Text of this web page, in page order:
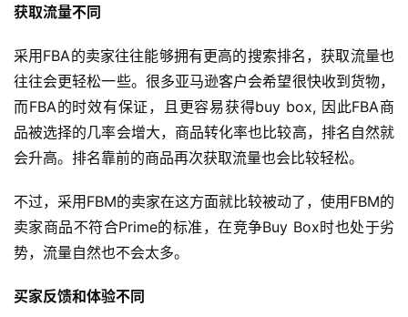
获取流量不同
采用FBA的卖家往往能够拥有更高的搜索排名，获取流量也
往往会更轻松一些。很多亚马逊客户会希望很快收到货物，
而FBA的时效有保证，且更容易获得buy box, 因此FBA商
品被选择的几率会增大，商品转化率也比较高，排名自然就
会升高。排名靠前的商品再次获取流量也会比较轻松。
不过，采用FBM的卖家在这方面就比较被动了，使用FBM的
卖家商品不符合Prime的标准，在竞争Buy Box时也处于劣
势，流量自然也不会太多。
买家反馈和体验不同